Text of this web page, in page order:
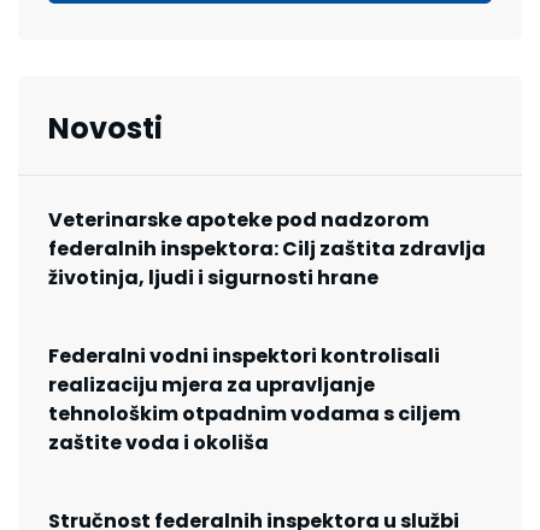
Novosti
Veterinarske apoteke pod nadzorom
federalnih inspektora: Cilj zaštita zdravlja
životinja, ljudi i sigurnosti hrane
Federalni vodni inspektori kontrolisali
realizaciju mjera za upravljanje
tehnološkim otpadnim vodama s ciljem
zaštite voda i okoliša
Stručnost federalnih inspektora u službi